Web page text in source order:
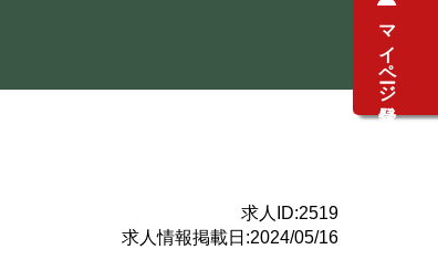
求人ID:2519
求人情報掲載日:2024/05/16
マイページ登録